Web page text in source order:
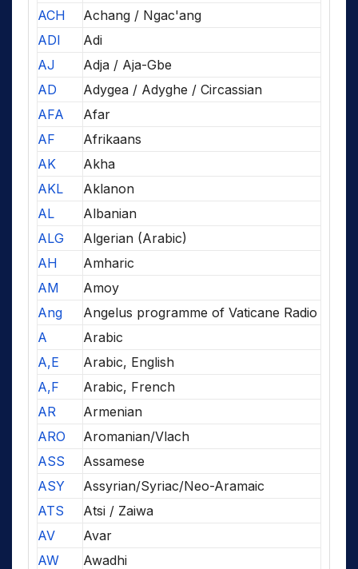
ACH
Achang / Ngac'ang
ADI
Adi
AJ
Adja / Aja-Gbe
AD
Adygea / Adyghe / Circassian
AFA
Afar
AF
Afrikaans
AK
Akha
AKL
Aklanon
AL
Albanian
ALG
Algerian (Arabic)
AH
Amharic
AM
Amoy
Ang
Angelus programme of Vaticane Radio
A
Arabic
A,E
Arabic, English
A,F
Arabic, French
AR
Armenian
ARO
Aromanian/Vlach
ASS
Assamese
ASY
Assyrian/Syriac/Neo-Aramaic
ATS
Atsi / Zaiwa
AV
Avar
AW
Awadhi